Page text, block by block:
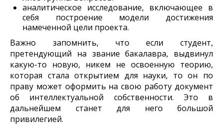
аналитическое исследование, включающее в
себя построение модели достижения
намеченной цели проекта.
Важно запомнить, что если студент,
претендующий на звание бакалавра, выдвинул
какую-то новую, никем не освоенную теорию,
которая стала открытием для науки, то он по
праву может оформить на свою работу документ
об интеллектуальной собственности. Это в
дальнейшем станет для него большой
привилегией.